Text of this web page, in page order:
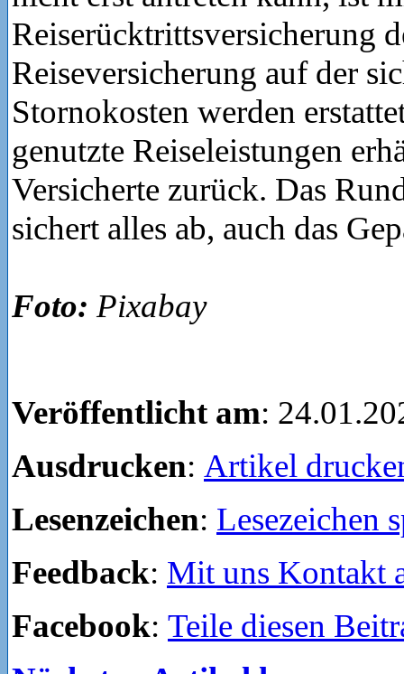
Reiserücktrittsversicherung
Reiseversicherung auf der
Stornokosten werden
genutzte Reiseleistungen
Versicherte zurück. Das
sichert alles ab, auch das
Foto: Pixabay
Veröffentlicht am:
Ausdrucken: Artikel
Lesenzeichen: Lesezeichen
Feedback: Mit uns Kontakt
Facebook: Teile diesen